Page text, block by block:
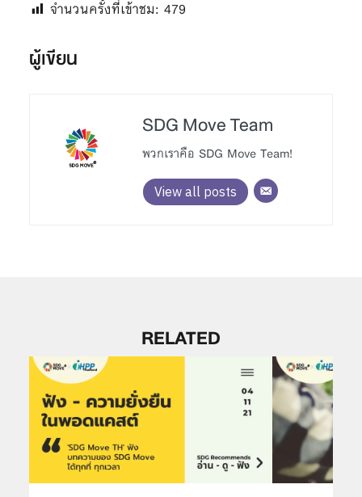
จำนวนครั้งที่เข้าชม: 479
ผู้เขียน
SDG Move Team
พวกเราคือ SDG Move Team!
View all posts
RELATED